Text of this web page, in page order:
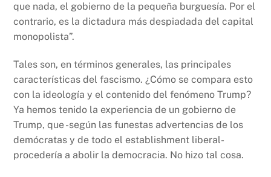
que nada, el gobierno de la pequeña burguesía. Por el
contrario, es la dictadura más despiadada del capital
monopolista”.
Tales son, en términos generales, las principales
características del fascismo. ¿Cómo se compara esto
con la ideología y el contenido del fenómeno Trump?
Ya hemos tenido la experiencia de un gobierno de
Trump, que -según las funestas advertencias de los
demócratas y de todo el establishment liberal-
procedería a abolir la democracia. No hizo tal cosa.